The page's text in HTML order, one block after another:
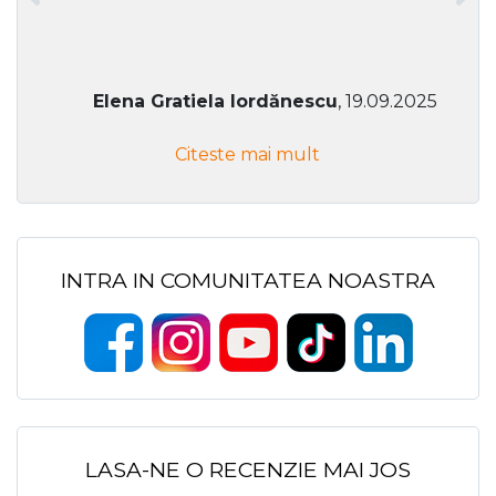
Elena Gratiela Iordănescu, 19.09.2025
Citeste mai mult
INTRA IN COMUNITATEA NOASTRA
LASA-NE O RECENZIE MAI JOS